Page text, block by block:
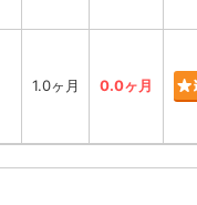
1.0ヶ月 0.0ヶ月